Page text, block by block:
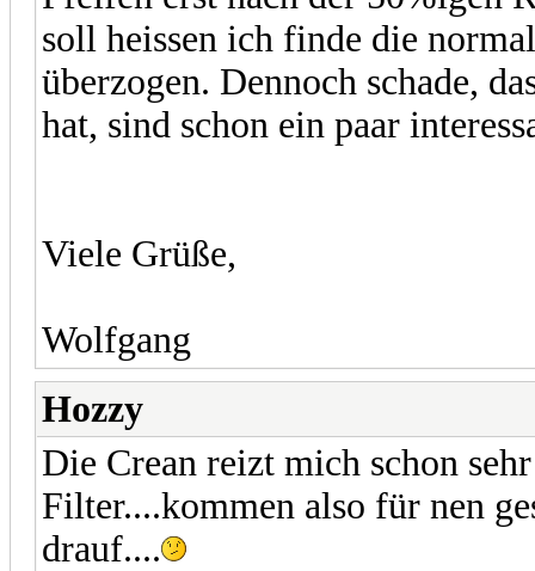
soll heissen ich finde die
überzogen. Dennoch schade,
hat, sind schon ein paar
Viele Grüße,
Wolfgang
Hozzy
Die Crean reizt mich schon
Filter....kommen also für nen
drauf....